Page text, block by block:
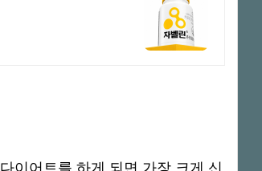
다이어트를 하게 되면 가장 크게 신